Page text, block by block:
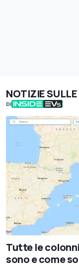
NOTIZIE
DI
Tutte le
sono e come